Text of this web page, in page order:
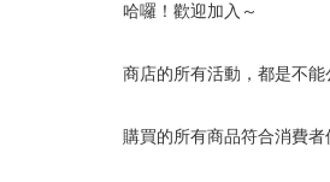
哈囉！歡迎加入～
商店的所有活動，都是不
購買的所有商品符合消費者